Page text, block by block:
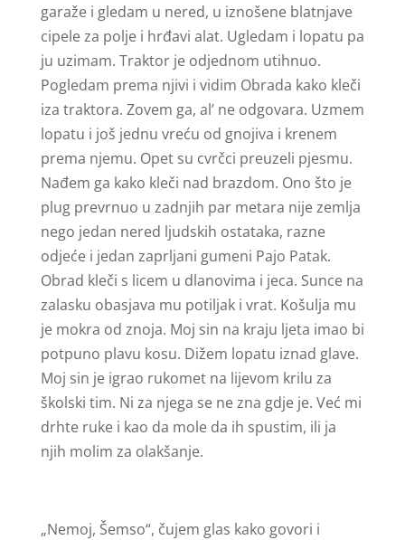
garaže i gledam u nered, u iznošene blatnjave
cipele za polje i hrđavi alat. Ugledam i lopatu pa
ju uzimam. Traktor je odjednom utihnuo.
Pogledam prema njivi i vidim Obrada kako kleči
iza traktora. Zovem ga, al’ ne odgovara. Uzmem
lopatu i još jednu vreću od gnojiva i krenem
prema njemu. Opet su cvrčci preuzeli pjesmu.
Nađem ga kako kleči nad brazdom. Ono što je
plug prevrnuo u zadnjih par metara nije zemlja
nego jedan nered ljudskih ostataka, razne
odjeće i jedan zaprljani gumeni Pajo Patak.
Obrad kleči s licem u dlanovima i jeca. Sunce na
zalasku obasjava mu potiljak i vrat. Košulja mu
je mokra od znoja. Moj sin na kraju ljeta imao bi
potpuno plavu kosu. Dižem lopatu iznad glave.
Moj sin je igrao rukomet na lijevom krilu za
školski tim. Ni za njega se ne zna gdje je. Već mi
drhte ruke i kao da mole da ih spustim, ili ja
njih molim za olakšanje.
„Nemoj, Šemso“, čujem glas kako govori i